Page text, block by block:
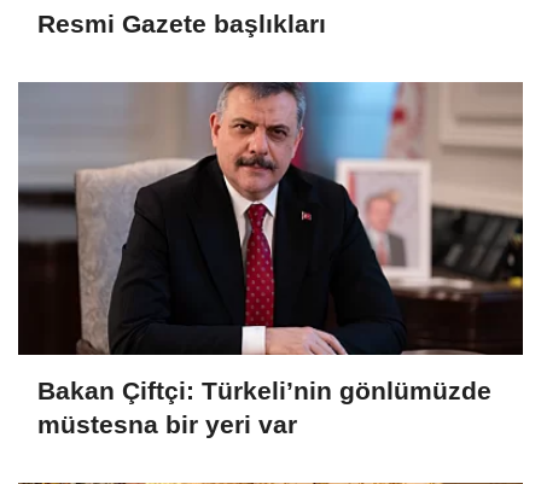
Resmi Gazete başlıkları
Bakan Çiftçi: Türkeli’nin gönlümüzde
müstesna bir yeri var